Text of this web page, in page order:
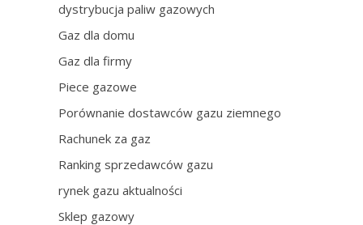
dystrybucja paliw gazowych
Gaz dla domu
Gaz dla firmy
Piece gazowe
Porównanie dostawców gazu ziemnego
Rachunek za gaz
Ranking sprzedawców gazu
rynek gazu aktualności
Sklep gazowy